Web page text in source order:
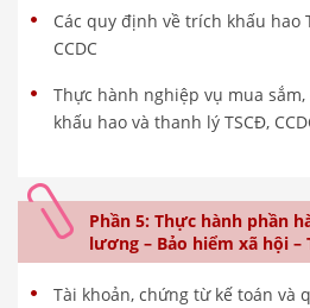
Các quy định về trích khấu hao
CCDC
Thực hành nghiệp vụ mua
khấu hao và thanh lý TSCĐ,
Phần 5: Thực hành phần
lương – Bảo hiểm xã hội –
Tài khoản, chứng từ kế toán và